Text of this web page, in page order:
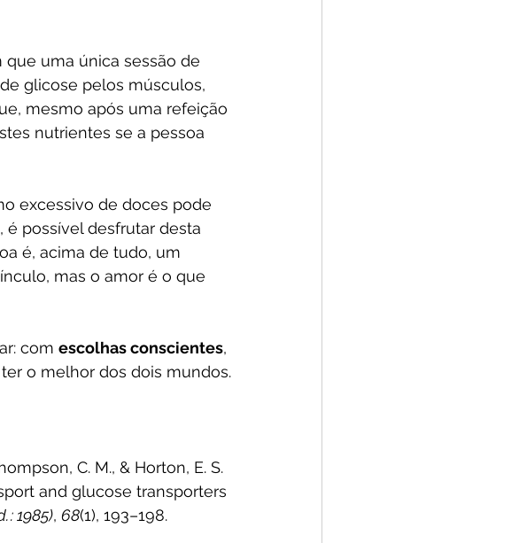
uma única sessão de
glicose pelos músculos,
mesmo após uma refeição
nutrientes se a pessoa
excessivo de doces pode
é possível desfrutar desta
é, acima de tudo, um
mas o amor é o que
com escolhas conscientes,
o melhor dos dois mundos.
C. M., & Horton, E. S.
and glucose transporters
: 1985), 68(1), 193–198.